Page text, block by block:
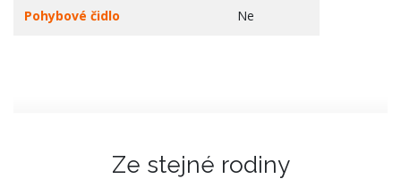
Pohybové čidlo Ne
Ze stejné rodiny